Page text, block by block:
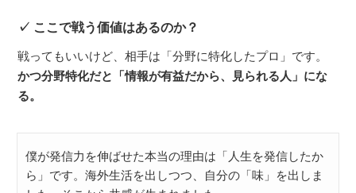
ここで戦う価値はあるのか？
戦ってもいいけど、相手は「分野に特化したプロ」です。
かつ分野特化だと「情報が有益だから、見られる人」にな
る。
僕が発信力を伸ばせた本当の理由は「人生を発信したか
ら」です。海外生活を出しつつ、自分の「味」を出しま